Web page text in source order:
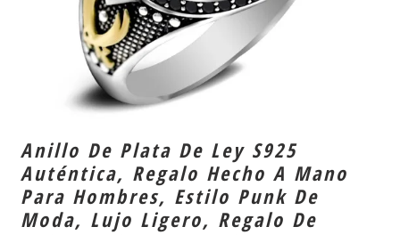
Anillo De Plata De Ley S925
Auténtica, Regalo Hecho A Mano
Para Hombres, Estilo Punk De
Moda, Lujo Ligero, Regalo De